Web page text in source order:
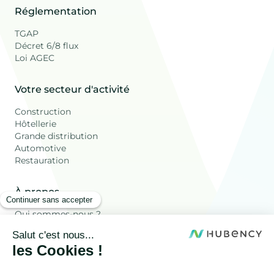
Réglementation
TGAP
Décret 6/8 flux
Loi AGEC
Votre secteur d'activité
Construction
Hôtellerie
Grande distribution
Automotive
Restauration
À propos
Qui sommes-nous ?
Ressources